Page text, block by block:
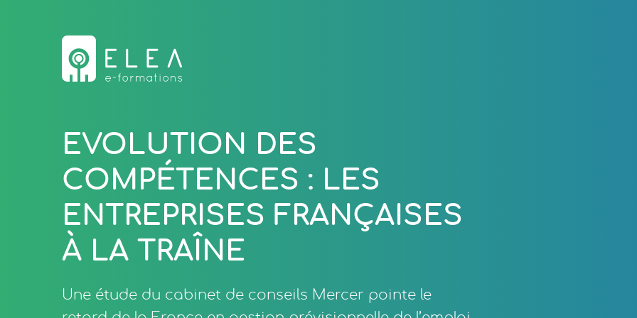
EVOLUTION DES
COMPÉTENCES : LES
ENTREPRISES FRANÇAISES
À LA TRAÎNE
Une étude du cabinet de conseils Mercer pointe le